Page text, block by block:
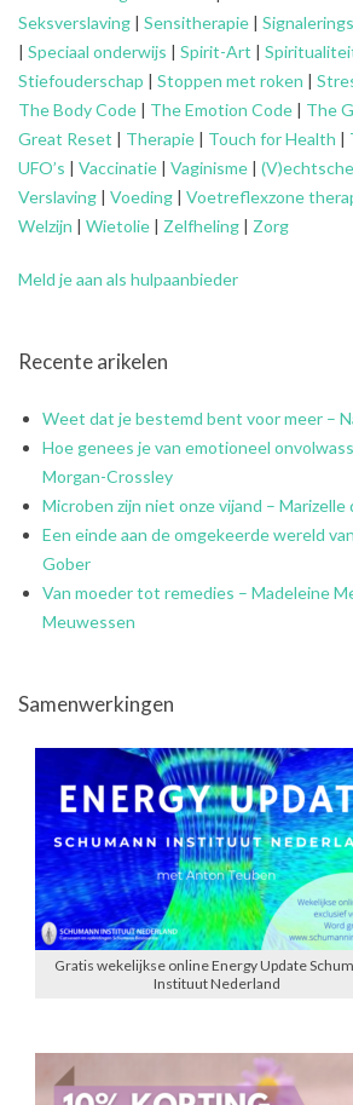
Seksverslaving | Sensitherapie |
| Speciaal onderwijs | Spirit-Art |
Stiefouderschap | Stoppen met roken |
The Body Code | The Emotion Code | The
Great Reset | Therapie | Touch for Health |
UFO’s | Vaccinatie | Vaginisme |
Verslaving | Voeding | Voetreflexzone
Welzijn | Wietolie | Zelfheling | Zorg
Meld je aan als hulpaanbieder
Recente arikelen
Weet dat je bestemd bent voor meer –
Hoe genees je van emotioneel
Morgan-Crossley
Microben zijn niet onze vijand – Marizelle
Een einde aan de omgekeerde wereld
Gober
Van moeder tot remedies – Madeleine
Meuwessen
Samenwerkingen
Gratis wekelijkse online Energy Update
Instituut Nederland